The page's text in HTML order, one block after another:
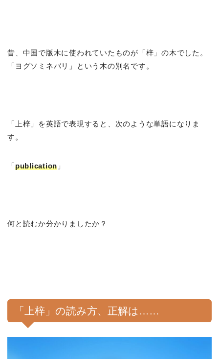
昔、中国で版木に使われていたものが「梓」の木でした。
「ヨグソミネバリ」という木の別名です。
「上梓」を英語で表現すると、次のような単語になりま
す。
「publication 」
何と読むか分かりましたか？
「上梓」の読み方、正解は……